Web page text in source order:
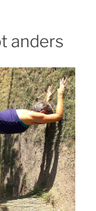
anders